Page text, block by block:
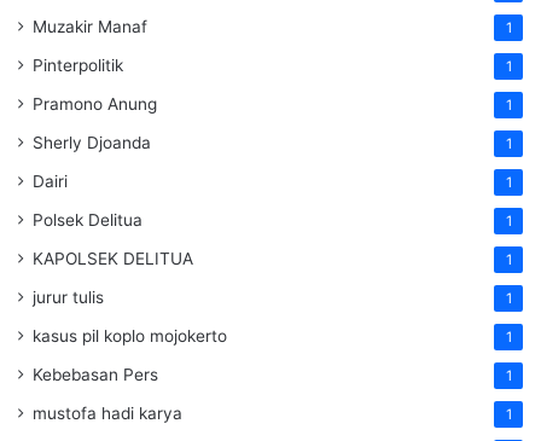
Muzakir Manaf 1
Pinterpolitik 1
Pramono Anung 1
Sherly Djoanda 1
Dairi 1
Polsek Delitua 1
KAPOLSEK DELITUA 1
jurur tulis 1
kasus pil koplo mojokerto 1
Kebebasan Pers 1
mustofa hadi karya 1